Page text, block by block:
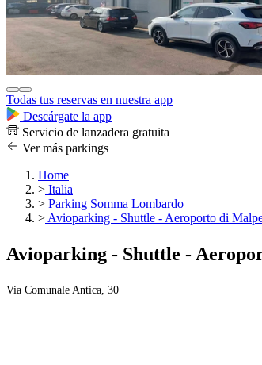
Todas tus reservas en nuestra app
Descárgate la app
Servicio de lanzadera gratuita
Ver más parkings
Home
> Italia
> Parking Somma Lombardo
> Avioparking - Shuttle - Aeroporto di
Avioparking - Shuttle -
Via Comunale Antica, 30